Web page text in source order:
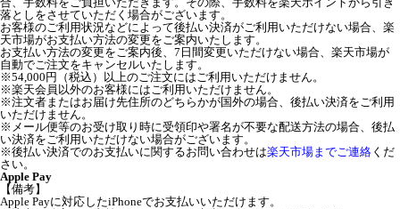
落としをさせていただく場合がございます。
お客様のご利用状況などによって後払い決済がご利用いただけない場合、楽
天市場がお支払い方法の変更をご案内いたします。
お支払い方法の変更をご案内後、7日間変更いただけない場合、楽天市場が
自動でご注文をキャンセルいたします。
※54,000円（税込）以上のご注文にはご利用いただけません。
※楽天会員以外のお客様にはご利用いただけません。
※注文者またはお届け先住所のどちらかが国外の場合、後払い決済をご利用
いただけません。
※メール便等のお受け取り時に受領印や署名が不要な配送方法の場合、後払
い決済をご利用いただけない場合がございます。
※後払い決済でのお支払いに関するお問い合わせは楽天市場までご連絡 くだ
さい。
Apple Pay
【備考】
Apple Payに対応したiPhoneでお支払いいただけます。